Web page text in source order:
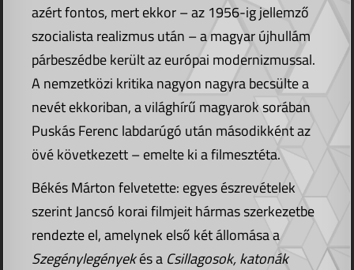
azért fontos, mert ekkor – az 1956-ig jellemző
szocialista realizmus után – a magyar újhullám
párbeszédbe került az európai modernizmussal.
A nemzetközi kritika nagyon nagyra becsülte a
nevét ekkoriban, a világhírű magyarok sorában
Puskás Ferenc labdarúgó után másodikként az
övé következett – emelte ki a filmesztéta.
Békés Márton felvetette: egyes észrevételek
szerint Jancsó korai filmjeit hármas szerkezetbe
rendezte el, amelynek első két állomása a
Szegénylegényekés a Csillagosok, katonák